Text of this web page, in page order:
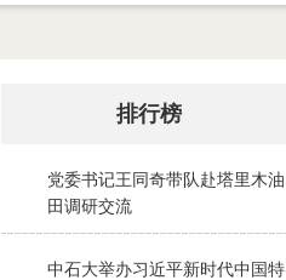
排行榜
党委书记王同奇带队赴塔里木油
田调研交流
2026-08-02
中石大举办习近平新时代中国特